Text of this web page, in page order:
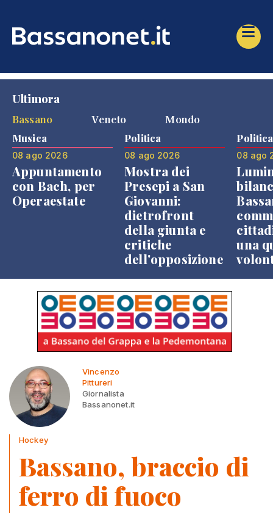
Ultimora
Bassano
Veneto Mondo
Musica
08 ago 2026
Appuntamento
con Bach, per
Operaestate
Politica
08 ago 2026
Mostra dei
Presepi a San
Giovanni:
dietrofront
della giunta e
critiche
dell'opposizione
Politica
08 ago
una
Vincenzo
Pittureri
Giornalista
Bassanonet.it
Hockey
Bassano, braccio di
ferro di fuoco